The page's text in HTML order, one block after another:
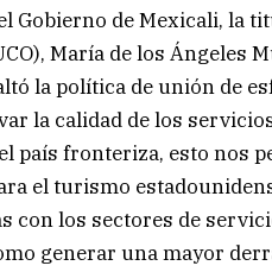
Gobierno de Mexicali, la
María de los Ángeles
la política de unión de
la calidad de los
país fronteriza, esto nos
el turismo
con los sectores de
generar una mayor